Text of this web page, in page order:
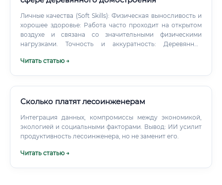
Личные качества (Soft Skills): Физическая выносливость и
хорошее здоровье: Работа часто проходит на открытом
воздухе и связана со значительными физическими
нагрузками. Точность и аккуратность: Деревянное
Читать статью →
Сколько платят лесоинженерам
Интеграция данных, компромиссы между экономикой,
экологией и социальными факторами. Вывод: ИИ усилит
продуктивность лесоинженера, но не заменит его.
Читать статью →